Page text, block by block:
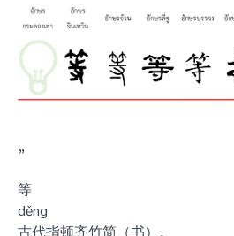
”
等
děng
古代指顿齐竹简（书）。